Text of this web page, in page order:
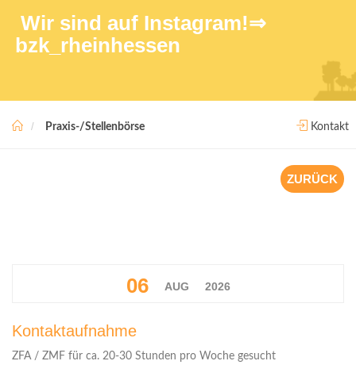
Wir sind auf Instagram!⇒
bzk_rheinhessen
Praxis-/Stellenbörse Kontakt
ZURÜCK
06 AUG 2026
Kontaktaufnahme
ZFA / ZMF für ca. 20-30 Stunden pro Woche gesucht